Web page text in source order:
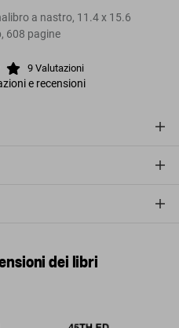
a nastro, 11.4x 15.6
, 608 pagine
9 Valutazioni
e recensioni
dei libri